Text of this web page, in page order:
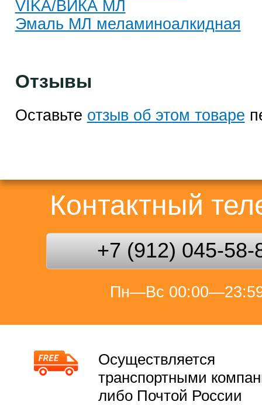
VIKA/ВИКА МЛ
Эмаль МЛ меламиноалкидная
Отзывы
Оставьте отзыв об этом товаре
Контактный
+7 (912) 045-58-
Пн—Вс
Осуществляется
транспортными
либо Почтой России